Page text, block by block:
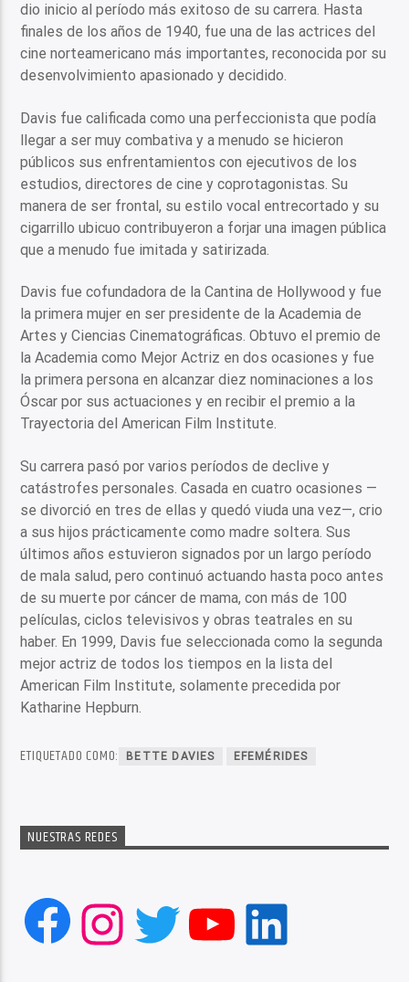
dio inicio al período más exitoso de su carrera. Hasta
finales de los años de 1940, fue una de las actrices del
cine norteamericano más importantes, reconocida por su
desenvolvimiento apasionado y decidido.
Davis fue calificada como una perfeccionista que podía
llegar a ser muy combativa y a menudo se hicieron
públicos sus enfrentamientos con ejecutivos de los
estudios, directores de cine y coprotagonistas. Su
manera de ser frontal, su estilo vocal entrecortado y su
cigarrillo ubicuo contribuyeron a forjar una imagen pública
que a menudo fue imitada y satirizada.
Davis fue cofundadora de la Cantina de Hollywood y fue
la primera mujer en ser presidente de la Academia de
Artes y Ciencias Cinematográficas. Obtuvo el premio de
la Academia como Mejor Actriz en dos ocasiones y fue
la primera persona en alcanzar diez nominaciones a los
Óscar por sus actuaciones y en recibir el premio a la
Trayectoria del American Film Institute.
Su carrera pasó por varios períodos de declive y
catástrofes personales. Casada en cuatro ocasiones —
se divorció en tres de ellas y quedó viuda una vez—, crio
a sus hijos prácticamente como madre soltera. Sus
últimos años estuvieron signados por un largo período
de mala salud, pero continuó actuando hasta poco antes
de su muerte por cáncer de mama, con más de 100
películas, ciclos televisivos y obras teatrales en su
haber. En 1999, Davis fue seleccionada como la segunda
mejor actriz de todos los tiempos en la lista del
American Film Institute, solamente precedida por
Katharine Hepburn.
ETIQUETADO COMO: BETTE DAVIES EFEMÉRIDES
NUESTRAS REDES
Facebook
Instagram
Twitter
YouTube
LinkedIn